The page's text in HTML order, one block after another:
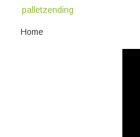
palletzending
Home